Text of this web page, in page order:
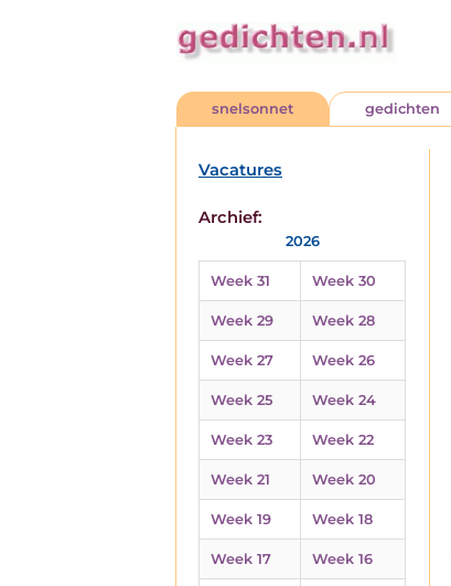
snelsonnet gedichten
Vacatures
Archief:
2026
Week 31 Week 30
Week 29 Week 28
Week 27 Week 26
Week 25 Week 24
Week 23 Week 22
Week 21 Week 20
Week 19 Week 18
Week 17 Week 16